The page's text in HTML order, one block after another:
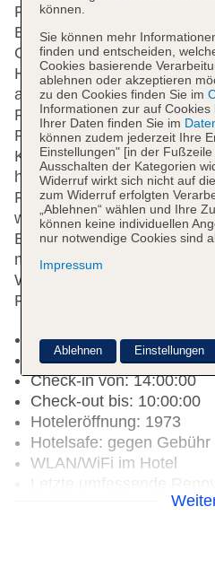
Französisch) mit Rat und
Einrichtung umfasst eine
Gäste können mittels
Hilfestellung bei der
am Tourdesk geboten. Das
Reihe von
Rollstuhlgerechte
Kinder können nach
herumtoben. Bei Bedarf
Parkplätze gegen Gebühr
weiteren Angeboten
Babysitterservice, eine
medizinische Betreuung,
Wäscheservice. Radfahrer
Fahrradstellplätze nutzen.
24h Rezeption
Parkplatz: gegen Gebühr
Check-in von: 14:00:00
Check-out bis: 10:00:00
Hoteleröffnung: 1973
Hotelsafe: gegen Gebühr
WLAN/WiFi im Hotel
Letzte umfassende
können.
Sie können mehr
finden und entscheiden,
Cookies basierende
ablehnen oder akzeptieren
zu den Cookies finden Sie im
Informationen zur auf
Ihrer Daten finden Sie im
können zudem jederzeit Ihre
Einstellungen" [in der
Ausschalten der Kategorien
Widerruf wirkt sich nicht auf
zum Widerruf erfolgten
„Ablehnen“ wählen und Ihre
können keine individuellen
nur notwendige Cookies sind
Impressum
Ablehnen Einstellungen